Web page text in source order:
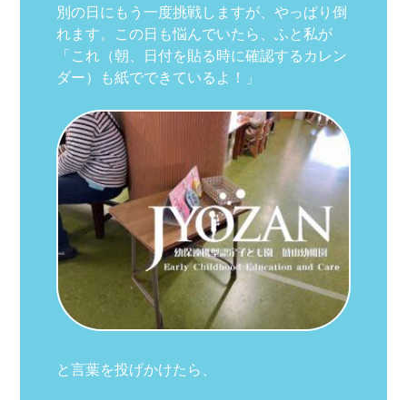
別の日にもう一度挑戦しますが、やっぱり倒
れます。この日も悩んでいたら、ふと私が
「これ（朝、日付を貼る時に確認するカレン
ダー）も紙でできているよ！」
と言葉を投げかけたら、